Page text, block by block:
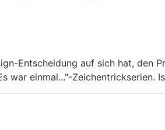
Entscheidung auf sich hat, den
war einmal..."-